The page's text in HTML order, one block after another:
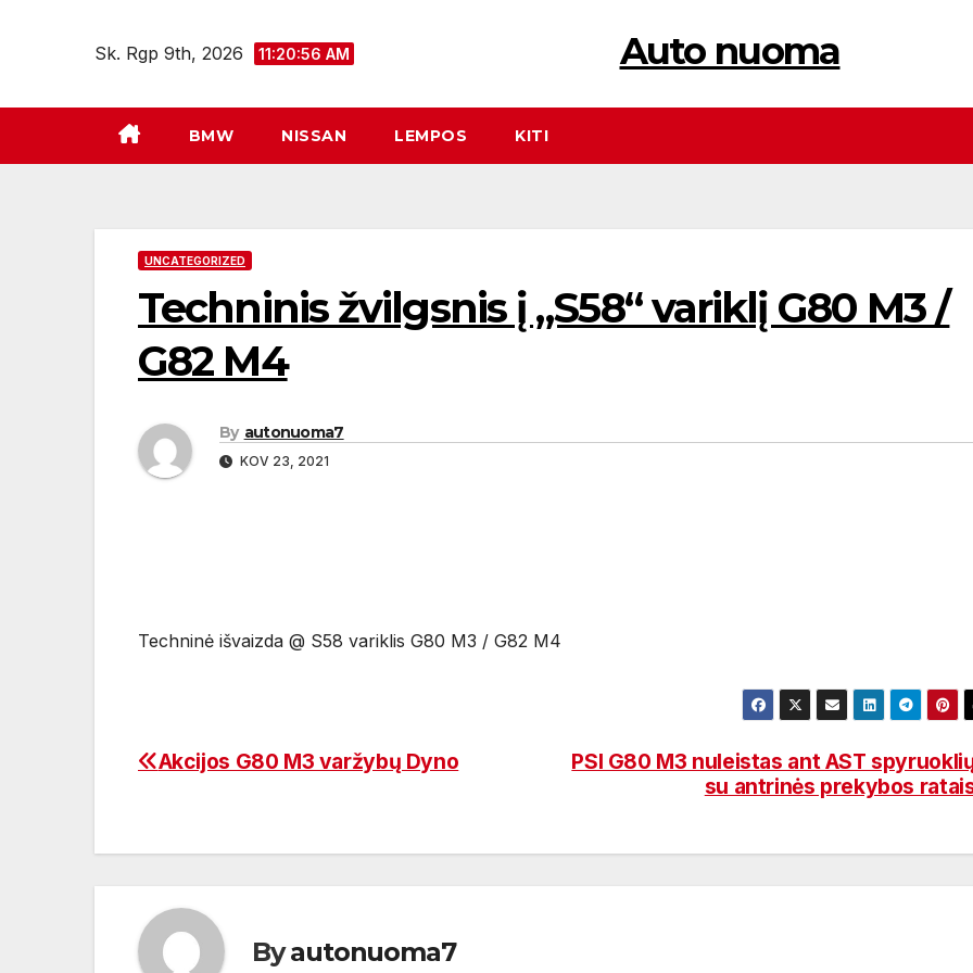
Sk. Rgp 9th, 2026 11:20:57 AM Auto nuoma
BMW NISSAN LEMPOS KITI
UNCATEGORIZED
Techninis žvilgsnis į „S58“ variklį G80 M3 /
G82 M4
By autonuoma7
KOV 23, 2021
Techninė išvaizda @ S58 variklis G80 M3 / G82 M4
Navigacija
įrašų
PSI G80 M3 nuleistas ant AST
su antrinės prekybos
Akcijos G80 M3 varžybų Dyno
Byautonuoma7